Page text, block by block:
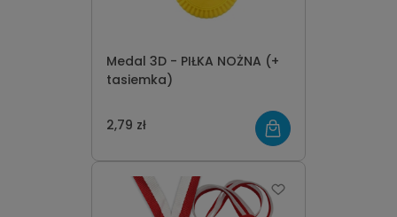
Medal 3D - PIŁKA NOŻNA (+
tasiemka)
2,79 zł